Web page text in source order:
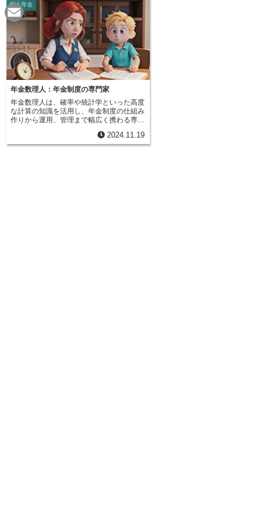
個人年金
年金数理人：年金制度の専門家
年金数理人は、確率や統計学といった高度
な計算の知識を活用し、年金制度の仕組み
作りから運用、管理まで幅広く携わる専門
活を送れるよう、安定した年金支給を確保
するために、彼らの専門知識は欠かせませ
2024.11.19
i
n
e
F
a
c
e
b
E
m
a